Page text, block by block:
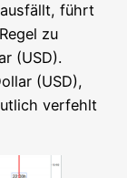
führt
zu
(USD).
(USD),
ver­fehlt